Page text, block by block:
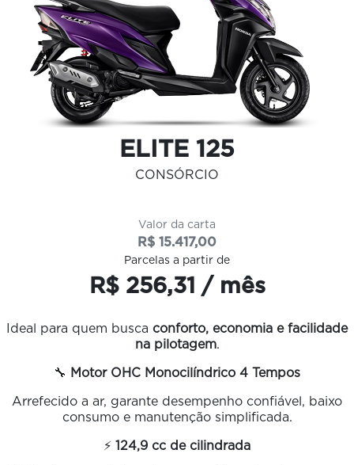
ELITE 125
CONSÓRCIO
Valor da carta
R$ 15.417,00
Parcelas a partir de
R$ 256,31 / mês
Ideal para quem busca conforto, economia e facilidade
na pilotagem.
🔧 Motor OHC Monocilíndrico 4 Tempos
Arrefecido a ar, garante desempenho confiável, baixo
consumo e manutenção simplificada.
⚡ 124,9 cc de cilindrada